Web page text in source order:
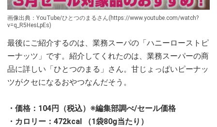
画像出典：YouTube/ひとつのまるさん(https://www.youtube.com/watch?
v=q_R5HesLpEs)
最後にご紹介するのは、業務スーパの「ハニーローストピ
ーナッツ」です。紹介してくれたのは、業務スーパーの商
品に詳しい「ひとつのまる」さん。甘じょっぱいピーナッ
ツがクセになるおやつなんだそう。
・価格：104円（税込）※編集部調べ/セール価格
・カロリー：472kcal （1袋80g当たり）